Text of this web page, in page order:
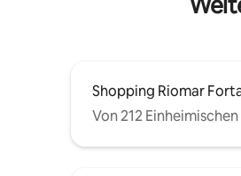
Shopping Riomar
Von 212